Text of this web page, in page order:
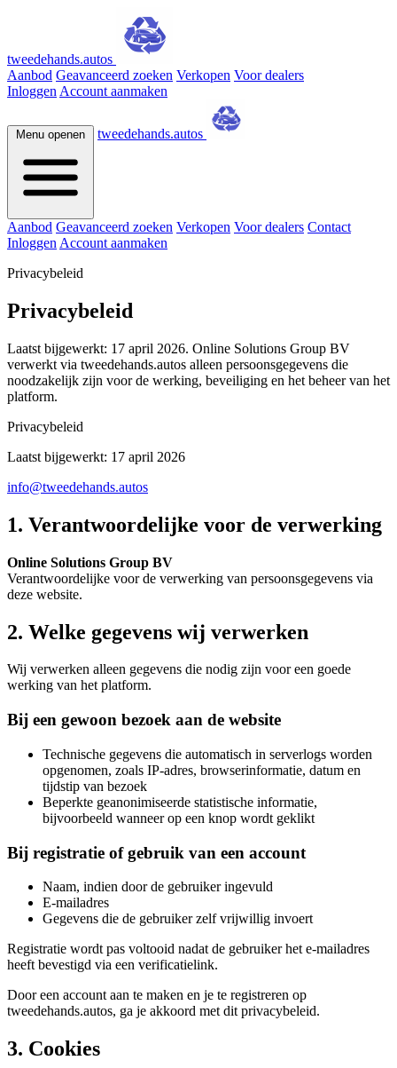
tweedehands.autos
Aanbod Geavanceerd zoeken Verkopen Voor dealers
Inloggen Account aanmaken
Menu openen tweedehands.autos
Aanbod Geavanceerd zoeken Verkopen Voor dealers Contact
Inloggen Account aanmaken
Privacybeleid
Privacybeleid
Laatst bijgewerkt: 17 april 2026. Online Solutions Group BV
verwerkt via tweedehands.autos alleen persoonsgegevens die
noodzakelijk zijn voor de werking, beveiliging en het beheer van het
platform.
Privacybeleid
Laatst bijgewerkt: 17 april 2026
info@tweedehands.autos
1. Verantwoordelijke voor de verwerking
Online Solutions Group BV
Verantwoordelijke voor de verwerking van persoonsgegevens via
deze website.
2. Welke gegevens wij verwerken
Wij verwerken alleen gegevens die nodig zijn voor een goede
werking van het platform.
Bij een gewoon bezoek aan de website
Technische gegevens die automatisch in serverlogs worden
opgenomen, zoals IP-adres, browserinformatie, datum en
tijdstip van bezoek
Beperkte geanonimiseerde statistische informatie,
bijvoorbeeld wanneer op een knop wordt geklikt
Bij registratie of gebruik van een account
Naam, indien door de gebruiker ingevuld
E-mailadres
Gegevens die de gebruiker zelf vrijwillig invoert
Registratie wordt pas voltooid nadat de gebruiker het e-mailadres
heeft bevestigd via een verificatielink.
Door een account aan te maken en je te registreren op
tweedehands.autos, ga je akkoord met dit privacybeleid.
3. Cookies